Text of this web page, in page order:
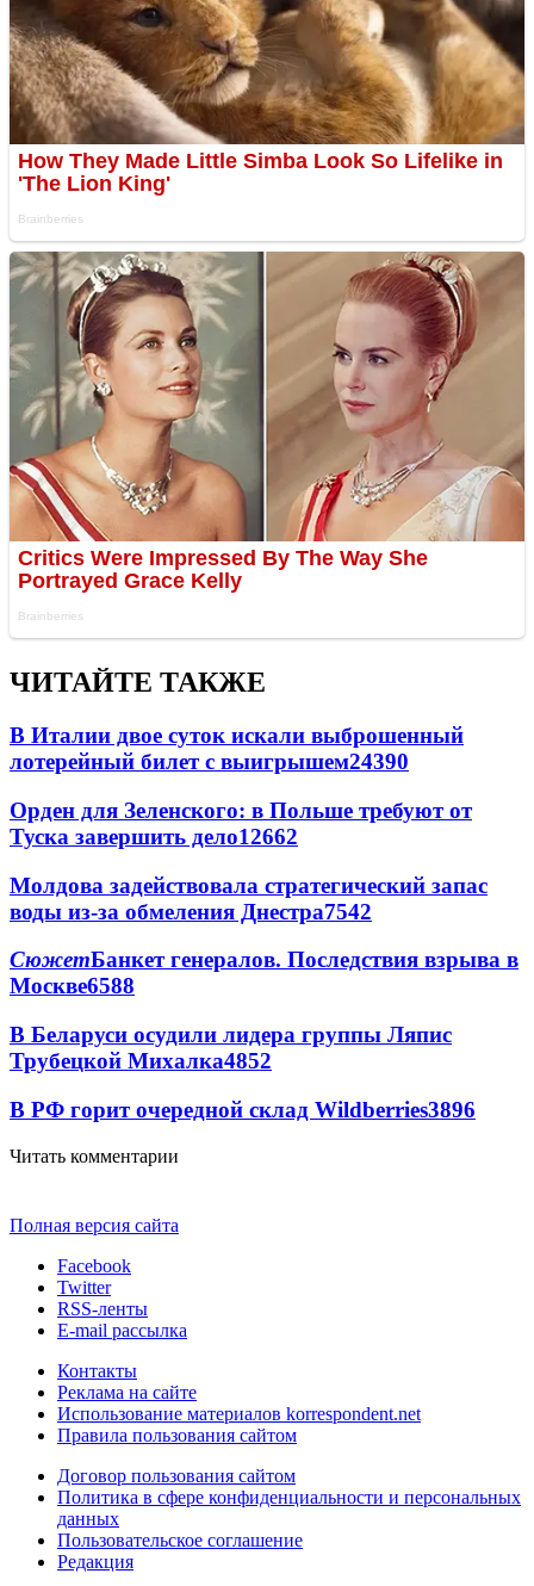
ЧИТАЙТЕ ТАКЖЕ
В Италии двое суток искали выброшенный
лотерейный билет с выигрышем24390
Орден для Зеленского: в Польше требуют от
Туска завершить дело12662
Молдова задействовала стратегический запас
воды из-за обмеления Днестра7542
СюжетБанкет генералов. Последствия взрыва в
Москве6588
В Беларуси осудили лидера группы Ляпис
Трубецкой Михалка4852
В РФ горит очередной склад Wildberries3896
Читать комментарии
Полная версия сайта
Facebook
Twitter
RSS-ленты
E-mail рассылка
Контакты
Реклама на сайте
Использование материалов korrespondent.net
Правила пользования сайтом
Договор пользования сайтом
Политика в сфере конфиденциальности и персональных
данных
Пользовательское соглашение
Редакция